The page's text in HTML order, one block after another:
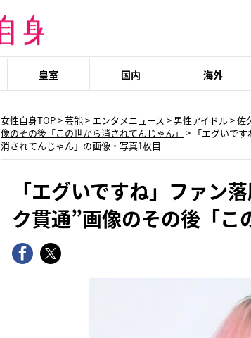
皇室 国内 海外
女性自身TOP>芸能> エンタメニュース > 男性アイドル>佐
像のその後「この世から消されてんじゃん」 > 「エグいで
消されてんじゃん」の画像・写真1枚目
「エグいですね」ファ
ク貫通”画像のその後「こ